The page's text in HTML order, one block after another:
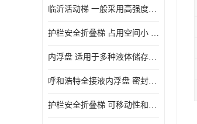
定量装车系统
临沂活动梯 一般采用高强度材料制造 可以用于多种不同的任务
护栏安全折叠梯 占用空间小 方便存放和搬运
内浮盘 适用于多种液体储存和运输 能够降低运输成本和维护成本
呼和浩特全接液内浮盘 密封性能好 有效保护液体质量
护栏安全折叠梯 可移动性和安全性较高 占用空间小